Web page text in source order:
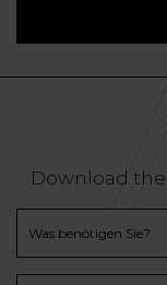
Download